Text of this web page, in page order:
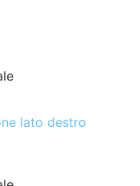
lato destro